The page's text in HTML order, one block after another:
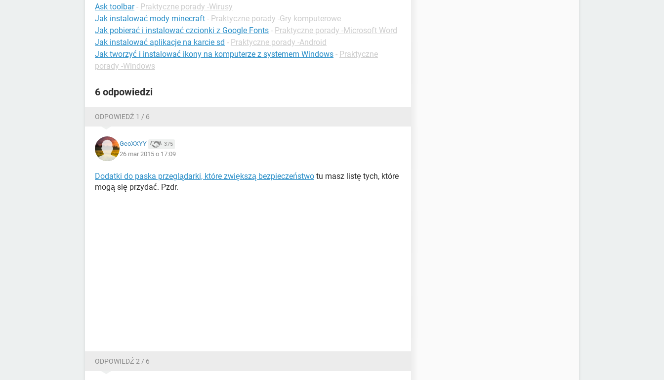
Ask toolbar - Praktyczne porady -Wirusy
Jak instalować mody minecraft - Praktyczne porady -Gry komputerowe
Jak pobierać i instalować czcionki z Google Fonts - Praktyczne porady -Microsoft Word
Jak instalować aplikacje na karcie sd - Praktyczne porady -Android
Jak tworzyć i instalować ikony na komputerze z systemem Windows - Praktyczne
porady -Windows
6 odpowiedzi
ODPOWIEDŹ 1 / 6
GeoXXYY 375
26 mar 2015 o 17:09
Dodatki do paska przeglądarki, które zwiększą bezpieczeństwo tu masz listę tych, które
mogą się przydać. Pzdr.
ODPOWIEDŹ 2 / 6